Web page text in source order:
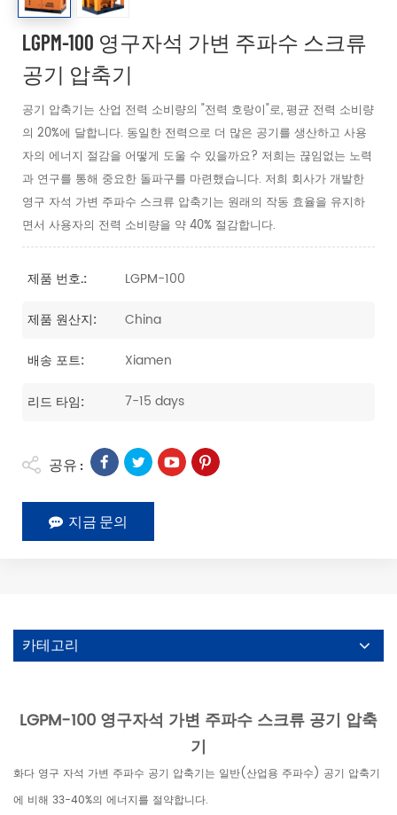
LGPM-100 영구자석 가변 주파수 스크류
공기 압축기
공기 압축기는 산업 전력 소비량의 "전력 호랑이"로, 평균 전력 소비량
의 20%에 달합니다. 동일한 전력으로 더 많은 공기를 생산하고 사용
자의 에너지 절감을 어떻게 도울 수 있을까요? 저희는 끊임없는 노력
과 연구를 통해 중요한 돌파구를 마련했습니다. 저희 회사가 개발한
영구 자석 가변 주파수 스크류 압축기는 원래의 작동 효율을 유지하
면서 사용자의 전력 소비량을 약 40% 절감합니다.
제품 번호.: LGPM-100
제품 원산지: China
배송 포트: Xiamen
리드 타임: 7-15 days
공유 :
지금 문의
카테고리
LGPM-100 영구자석 가변 주파수 스크류 공기 압축
기
화다 영구 자석 가변 주파수 공기 압축기는 일반(산업용 주파수) 공기 압축기
에 비해 33-40%의 에너지를 절약합니다.